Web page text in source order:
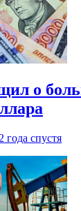
о
2 года спустя